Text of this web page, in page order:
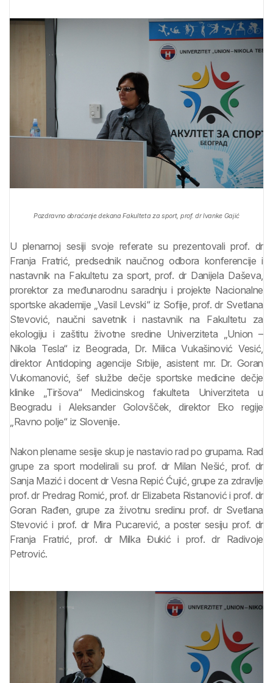
Pozdravno obraćanje dekana Fakulteta za sport, prof. dr Ivanke Gajić
U plenarnoj sesiji svoje referate su prezentovali prof. dr
Franja Fratrić, predsednik naučnog odbora konferencije i
nastavnik na Fakultetu za sport, prof. dr Danijela Daševa,
prorektor za međunarodnu saradnju i projekte Nacionalne
sportske akademije „Vasil Levski“ iz Sofije, prof. dr Svetlana
Stevović, naučni savetnik i nastavnik na Fakultetu za
ekologiju i zaštitu životne sredine Univerziteta „Union –
Nikola Tesla“ iz Beograda, Dr. Milica Vukašinović Vesić,
direktor Antidoping agencije Srbije, asistent mr. Dr. Goran
Vukomanović, šef službe dečje sportske medicine dečje
klinike „Tiršova“ Medicinskog fakulteta Univerziteta u
Beogradu i Aleksander Golovšček, direktor Eko regije
„Ravno polje“ iz Slovenije.
Nakon plenarne sesije skup je nastavio rad po grupama. Rad
grupe za sport modelirali su prof. dr Milan Nešić, prof. dr
Sanja Mazić i docent dr Vesna Repić Ćujić, grupe za zdravlje
prof. dr Predrag Romić, prof. dr Elizabeta Ristanović i prof. dr
Goran Rađen, grupe za životnu sredinu prof. dr Svetlana
Stevović i prof. dr Mira Pucarević, a poster sesiju prof. dr
Franja Fratrić, prof. dr Milka Đukić i prof. dr Radivoje
Petrović.